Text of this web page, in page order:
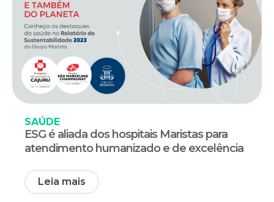
SAÚDE
ESG é aliada dos hospitais Maristas para
atendimento humanizado e de excelência
Leia mais